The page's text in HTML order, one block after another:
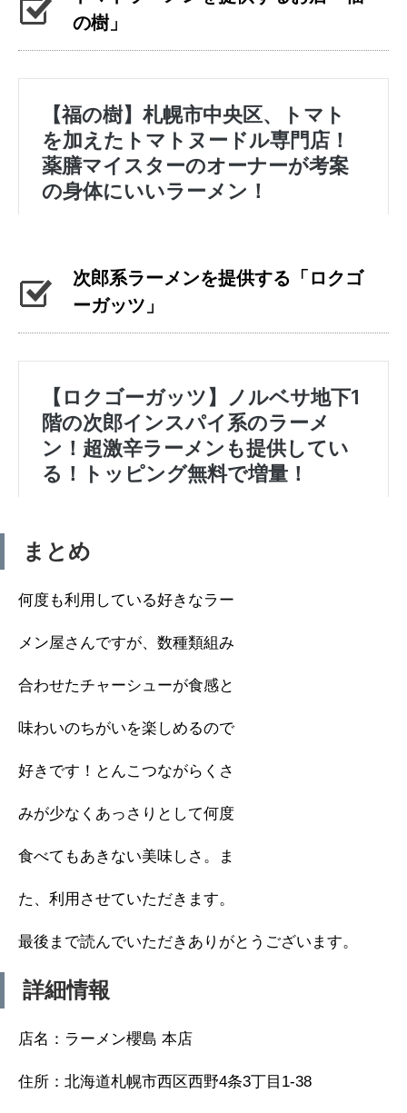
の樹」
次郎系ラーメンを提供する「ロクゴ
ーガッツ」
まとめ
何度も利用している好きなラー
メン屋さんですが、数種類組み
合わせたチャーシューが食感と
味わいのちがいを楽しめるので
好きです！とんこつながらくさ
みが少なくあっさりとして何度
食べてもあきない美味しさ。ま
た、利用させていただきます。
最後まで読んでいただきありがとうございます。
詳細情報
店名：ラーメン櫻島 本店
住所：北海道札幌市西区西野4条3丁目1-38